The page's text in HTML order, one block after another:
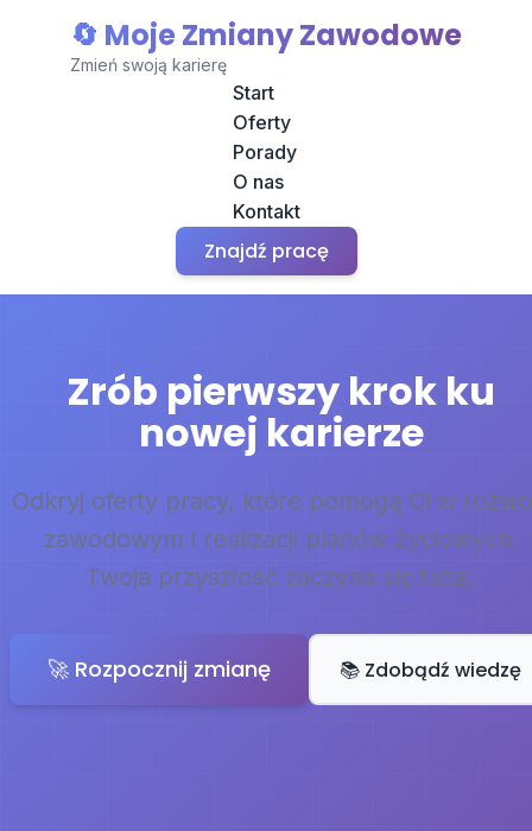
🔄 Moje Zmiany Zawodowe
Zmień swoją karierę
Start
Oferty
Porady
O nas
Kontakt
Znajdź pracę
Zrób pierwszy krok ku
nowej karierze
Odkryj oferty pracy, które pomogą Ci w
zawodowym i realizacji planów życiowych.
Twoja przyszłość zaczyna się tutaj.
🚀 Rozpocznij zmianę 📚 Zdobądź wiedzę